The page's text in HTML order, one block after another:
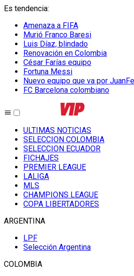
Es tendencia:
Amenaza a FIFA
Murió Franco Baresi
Luis Díaz, blindado
Renovación en Colombia
César Farías equipo
Fortuna Messi
Nuevo equipo que va por
FC Barcelona colombiano
ULTIMAS NOTICIAS
SELECCION COLOMBIA
SELECCION ECUADOR
FICHAJES
PREMIER LEAGUE
LALIGA
MLS
CHAMPIONS LEAGUE
COPA LIBERTADORES
ARGENTINA
LPF
Selección Argentina
COLOMBIA